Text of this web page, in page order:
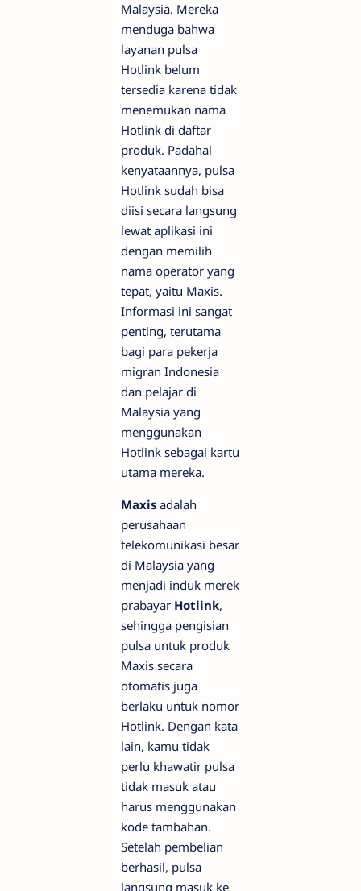
Malaysia. Mereka
menduga bahwa
layanan pulsa
Hotlink belum
tersedia karena tidak
menemukan nama
Hotlink di daftar
produk. Padahal
kenyataannya, pulsa
Hotlink sudah bisa
diisi secara langsung
lewat aplikasi ini
dengan memilih
nama operator yang
tepat, yaitu Maxis.
Informasi ini sangat
penting, terutama
bagi para pekerja
migran Indonesia
dan pelajar di
Malaysia yang
menggunakan
Hotlink sebagai kartu
utama mereka.
Maxis adalah
perusahaan
telekomunikasi besar
di Malaysia yang
menjadi induk merek
prabayar Hotlink,
sehingga pengisian
pulsa untuk produk
Maxis secara
otomatis juga
berlaku untuk nomor
Hotlink. Dengan kata
lain, kamu tidak
perlu khawatir pulsa
tidak masuk atau
harus menggunakan
kode tambahan.
Setelah pembelian
berhasil, pulsa
langsung masuk ke